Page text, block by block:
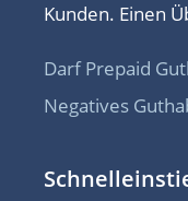
Kunden. Einen
Darf Prepaid
Negatives